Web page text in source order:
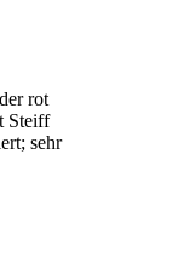
rot
Steiff
sehr